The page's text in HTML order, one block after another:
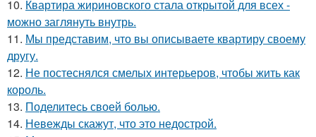
10. Квартира жириновского стала открытой для всех -
можно заглянуть внутрь.
11. Мы представим, что вы описываете квартиру своему
другу.
12. Не постеснялся смелых интерьеров, чтобы жить как
король.
13. Поделитесь своей болью.
14. Невежды скажут, что это недострой.